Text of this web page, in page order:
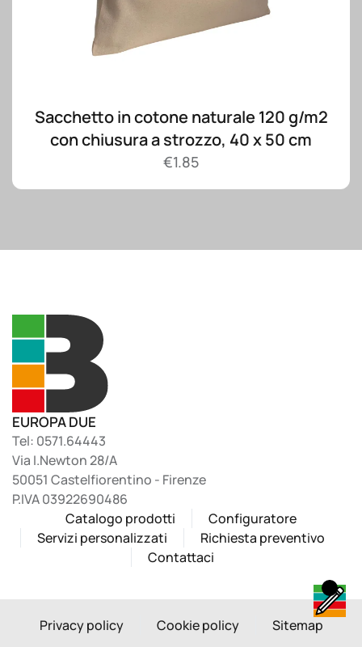
Sacchetto in cotone naturale 120 g/m2
con chiusura a strozzo, 40 x 50 cm
€1.85
EUROPA DUE
Tel: 0571.64443
Via I.Newton 28/A
50051 Castelfiorentino - Firenze
P.IVA 03922690486
Catalogo prodotti
Configuratore
Servizi personalizzati
Richiesta preventivo
Contattaci
Privacy policy Cookie policy Sitemap